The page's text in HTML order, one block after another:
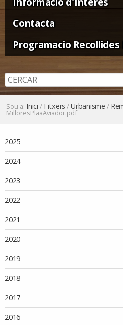
Contacta
Programacio
Sou a: Inici / Fitxers /Urbanisme /
MilloresPlaaAviador.pdf
2025
2024
2023
2022
2021
2020
2019
2018
2017
2016